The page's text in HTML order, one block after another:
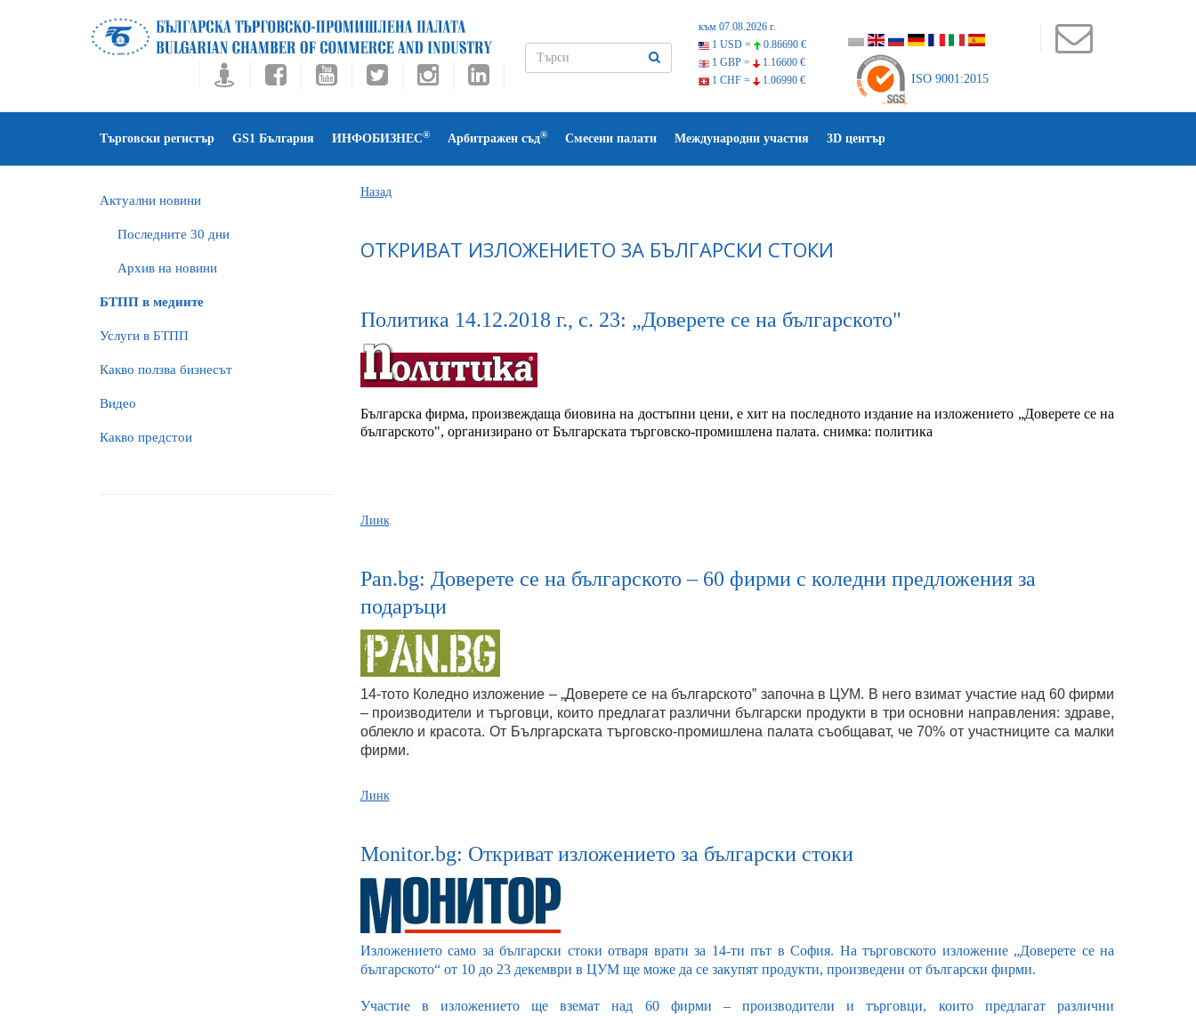
към 07.08.2026 г.
1 USD =
0.86690 €
1 GBP =
1.16600 €
1 CHF =
1.06990 € ISO 9001:2015
Търговски регистър GS1 България ИНФОБИЗНЕС® Арбитражен съд® Смесени палати Международни участия 3D център
Актуални новини
Последните 30 дни
Архив на новини
БTПП в медиите
Услуги в БТПП
Какво ползва бизнесът
Видео
Какво предстои
Назад
ОТКРИВАТ ИЗЛОЖЕНИЕТО ЗА БЪЛГАРСКИ СТОКИ
Политика 14.12.2018 г., с. 23: „Доверете се на българското"
Българска фирма, произвеждаща биовина на достъпни цени, е хит на последното издание на изложението „Доверете се на
българското", организирано от Българската търговско-промишлена палата. снимка: политика
Линк
Pan.bg: Доверете се на българското – 60 фирми с коледни предложения за
подаръци
14-тото Коледно изложение – „Доверете се на българското” започна в ЦУМ. В него взимат участие над 60 фирми
– производители и търговци, които предлагат различни български продукти в три основни направления: здраве,
облекло и красота. От Бълргарската търговско-промишлена палата съобщават, че 70% от участниците са малки
фирми.
Линк
Monitor.bg: Откриват изложението за български стоки
Изложението само за български стоки отваря врати за 14-ти път в София. На търговското изложение „Доверете се на
българското“ от 10 до 23 декември в ЦУМ ще може да се закупят продукти, произведени от български фирми.
Участие в изложението ще вземат над 60 фирми – производители и търговци, които предлагат различни